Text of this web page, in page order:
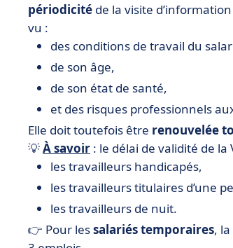
périodicité de la visite
vu :
des conditions de travail du
de son âge,
de son état de santé,
et des risques professionnels
Elle doit toutefois être renouvelée
💡À savoir : le délai de validité de la
les travailleurs handicapés,
les travailleurs titulaires d’une
les travailleurs de nuit.
👉 Pour lessalariés temporaires,